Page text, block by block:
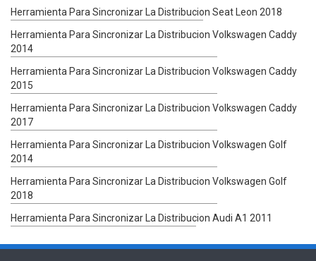
Herramienta Para Sincronizar La Distribucion Seat Leon 2018
Herramienta Para Sincronizar La Distribucion Volkswagen Caddy
2014
Herramienta Para Sincronizar La Distribucion Volkswagen Caddy
2015
Herramienta Para Sincronizar La Distribucion Volkswagen Caddy
2017
Herramienta Para Sincronizar La Distribucion Volkswagen Golf
2014
Herramienta Para Sincronizar La Distribucion Volkswagen Golf
2018
Herramienta Para Sincronizar La Distribucion Audi A1 2011